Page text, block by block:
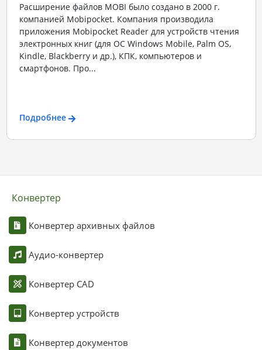
Расширение файлов MOBI было создано в 2000 г.
компанией Mobipocket. Компания производила
приложения Mobipocket Reader для устройств чтения
электронных книг (для ОС Windows Mobile, Palm OS,
Kindle, Blackberry и др.), КПК, компьютеров и
смартфонов. Про...
Подробнее
Конвертер
Конвертер архивных файлов
Аудио-конвертер
Конвертер CAD
Конвертер устройств
Конвертер документов